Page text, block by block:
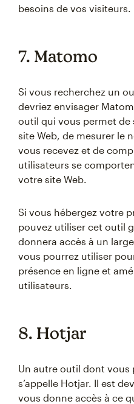
besoins de vos visiteurs.
7. Matomo
Si vous recherchez un
devriez envisager
outil qui vous permet de
site Web, de mesurer le
vous recevez et de
utilisateurs se
votre site Web.
Si vous hébergez votre
pouvez utiliser cet outil
donnera accès à un
vous pourrez utiliser
présence en ligne et
utilisateurs.
8. Hotjar
Un autre outil dont vous
s’appelle Hotjar. Il est
vous donne accès à ce